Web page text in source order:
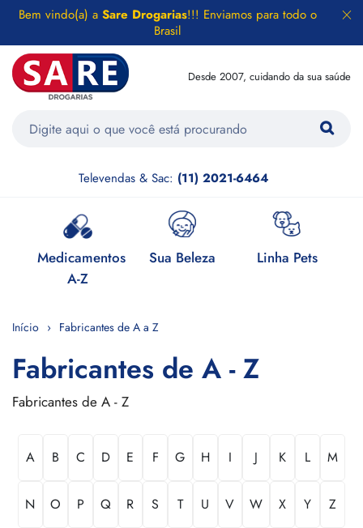
Bem vindo(a) a Sare Drogarias!!! Enviamos para todo o
Brasil
Desde 2007, cuidando da sua saúde
Televendas & Sac: (11) 2021-6464
Medicamentos
A-Z
Sua Beleza Linha Pets
Início Fabricantes de A a Z
Fabricantes de A - Z
Fabricantes de A - Z
A B C D E F G H I J K L M
N O P Q R S T U V W X Y Z